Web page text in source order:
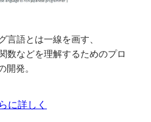
言語とは一線を画す、
数などを理解するためのプロ
開発。
に詳しく